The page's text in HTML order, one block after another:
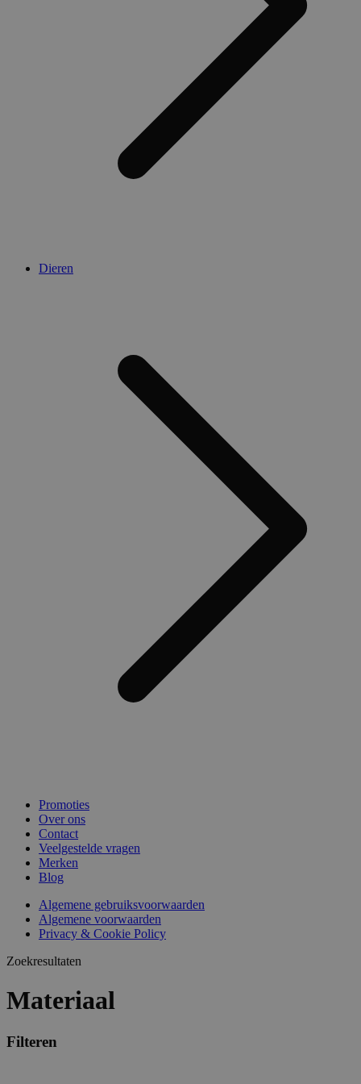
Dieren
Promoties
Over ons
Contact
Veelgestelde vragen
Merken
Blog
Algemene gebruiksvoorwaarden
Algemene voorwaarden
Privacy & Cookie Policy
Zoekresultaten
Materiaal
Filteren